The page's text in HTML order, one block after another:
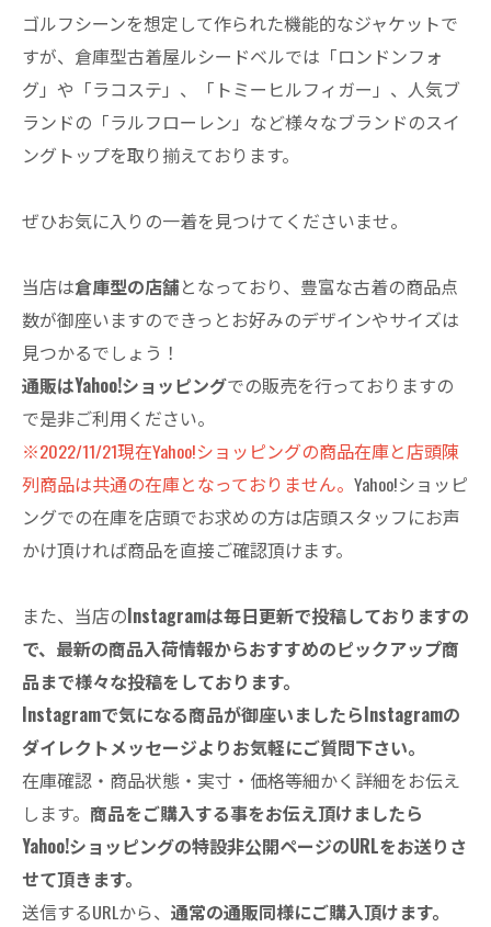
ゴルフシーンを想定して作られた機能的なジャケットで
すが、倉庫型古着屋ルシードベルでは「ロンドンフォ
グ」や「ラコステ」、「トミーヒルフィガー」、人気ブ
ランドの「ラルフローレン」など様々なブランドのスイ
ングトップを取り揃えております。
ぜひお気に入りの一着を見つけてくださいませ。
当店は倉庫型の店舗となっており、豊富な古着の商品点
数が御座いますのできっとお好みのデザインやサイズは
見つかるでしょう！
通販はYahoo!ショッピングでの販売を行っておりますの
で是非ご利用ください。
※2022/11/21現在Yahoo!ショッピングの商品在庫と店頭陳
列商品は共通の在庫となっておりません。 Yahoo!ショッピ
ングでの在庫を店頭でお求めの方は店頭スタッフにお声
かけ頂ければ商品を直接ご確認頂けます。
また、当店のInstagramは毎日更新で投稿しておりますの
で、最新の商品入荷情報からおすすめのピックアップ商
品まで様々な投稿をしております。
Instagramで気になる商品が御座いましたらInstagramの
ダイレクトメッセージよりお気軽にご質問下さい。
在庫確認・商品状態・実寸・価格等細かく詳細をお伝え
します。 商品をご購入する事をお伝え頂けましたら
Yahoo!ショッピングの特設非公開ページのURLをお送りさ
せて頂きます。
送信するURLから、 通常の通販同様にご購入頂けます。